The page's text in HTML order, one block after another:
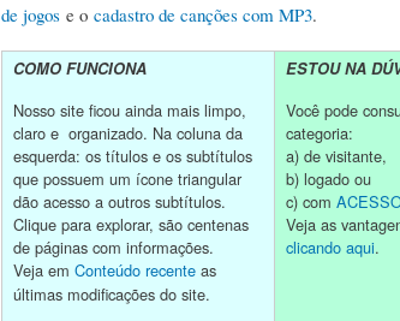
de jogos e o cadastro de canções com MP3.
COMO FUNCIONA
Nosso site ficou ainda mais limpo,
claro e organizado. Na coluna da
esquerda: os títulos e os subtítulos
que possuem um ícone triangular
dão acesso a outros subtítulos.
Clique para explorar, são centenas
de páginas com informações.
Veja em Conteúdo recente as
últimas modificações do site.
ESTOU NA
Você pode
categoria:
a) de visitante,
b) logado ou
c) com
Veja as
clicando aqui.